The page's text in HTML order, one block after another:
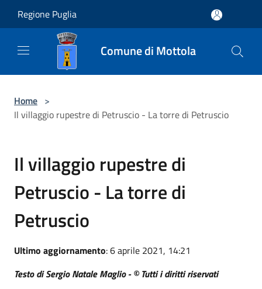
Regione Puglia
Comune di Mottola
Home >
Il villaggio rupestre di Petruscio - La torre di Petruscio
Il villaggio rupestre di
Petruscio - La torre di
Petruscio
Ultimo aggiornamento: 6 aprile 2021, 14:21
Testo di Sergio Natale Maglio - © Tutti i diritti riservati